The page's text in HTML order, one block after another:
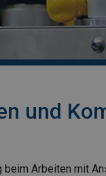
und
Arbeiten mit